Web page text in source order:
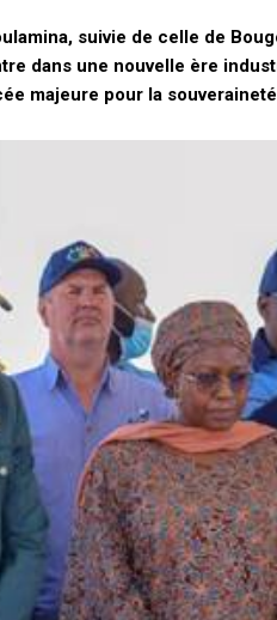
suivie de celle de
dans une nouvelle ère
majeure pour la